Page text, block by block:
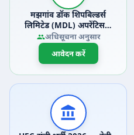
मझगांव डॉक शिपबिल्डर्स
लिमिटेड (MDL) अपरेंटिस…
अधिसूचना अनुसार
आवेदन करें